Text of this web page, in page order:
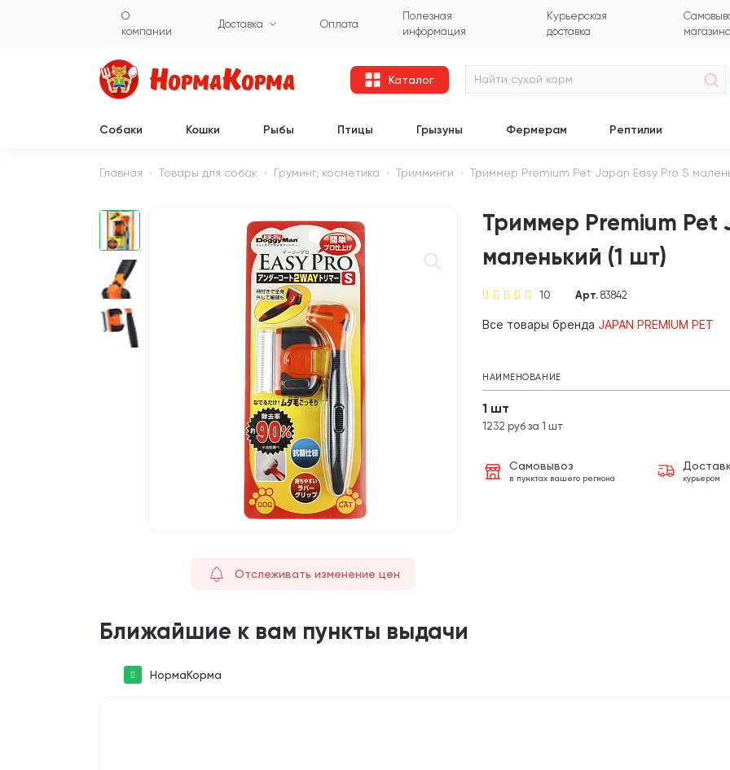
О
компании
Доставка Оплата
Полезная
информация
Курьерская
доставка
магазина
Каталог
Собаки Кошки Рыбы Птицы Грызуны Фермерам Рептилии
Главная Товары для собак Груминг, косметика Тримминги Триммер Premium Pet Japan Easy Pro S
Отслеживать изменение цен
Триммер Premium Pet
маленький (1 шт)
10 Арт. 83842
Все товары бренда JAPAN PREMIUM PET
НАИМЕНОВАНИЕ
1 шт
1232 руб за 1 шт
Самовывоз
в пунктах вашего региона курьером
Ближайшие к вам пункты выдачи
НормаКорма